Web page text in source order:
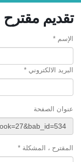
تقديم مقترح
الإسم *
البريد الالكتروني *
عنوان الصفحة
المقترح ، المشكلة *